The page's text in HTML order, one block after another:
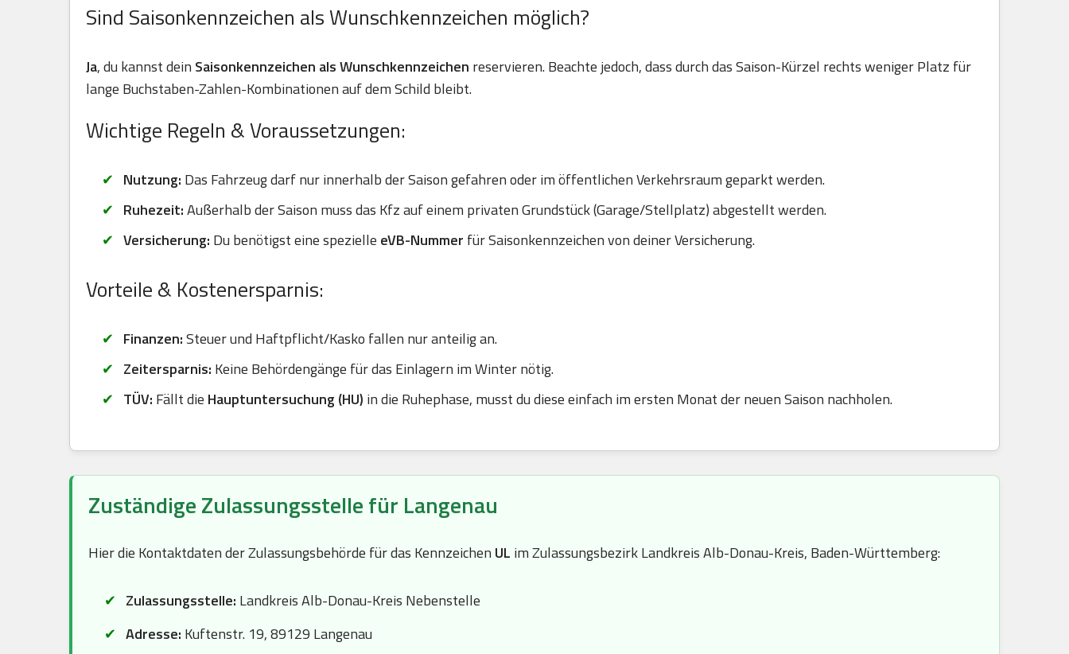
Sind Saisonkennzeichen als Wunschkennzeichen möglich?
Ja, du kannst dein Saisonkennzeichen als Wunschkennzeichen reservieren. Beachte jedoch, dass durch das Saison-Kürzel rechts weniger Platz für
lange Buchstaben-Zahlen-Kombinationen auf dem Schild bleibt.
Wichtige Regeln & Voraussetzungen:
Nutzung: Das Fahrzeug darf nur innerhalb der Saison gefahren oder im öffentlichen Verkehrsraum geparkt werden.
Ruhezeit:Außerhalb der Saison muss das Kfz auf einem privaten Grundstück (Garage/Stellplatz) abgestellt werden.
Versicherung: Du benötigst eine spezielle eVB-Nummer für Saisonkennzeichen von deiner Versicherung.
Vorteile & Kostenersparnis:
Finanzen:Steuer und Haftpflicht/Kasko fallen nur anteilig an.
Zeitersparnis: Keine Behördengänge für das Einlagern im Winter nötig.
TÜV: Fällt die Hauptuntersuchung (HU) in die Ruhephase, musst du diese einfach im ersten Monat der neuen Saison nachholen.
Zuständige Zulassungsstelle für Langenau
Hier die Kontaktdaten der Zulassungsbehörde für das Kennzeichen UL im Zulassungsbezirk Landkreis Alb-Donau-Kreis, Baden-Württemberg:
Zulassungsstelle: Landkreis Alb-Donau-Kreis Nebenstelle
Adresse: Kuftenstr. 19, 89129 Langenau